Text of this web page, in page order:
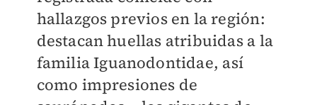
hallazgos previos en la región:
destacan huellas atribuidas a la
familia Iguanodontidae, así
como impresiones de